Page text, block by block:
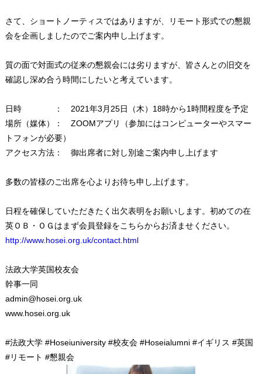
さて、ショートノーティスではありますが、リモート形式での懇親
会を企画しましたのでご案内申し上げます。
質の面で対面式の従来の懇親会には劣りますが、皆さんとの旧交を
確認し深め合う時間にしたいと考えています。
日時 ： 2021年3月25日（木）18時から1時間程度を予定
場所（媒体）： ZOOMアプリ（参加にはコンピューターやスマー
トフォンが必要）
アクセス方法： 御出席者に対し別途ご案内申し上げます
多数の皆様のご出席を心よりお待ち申し上げます。
日程を確保していただきたく出欠表明をお願いします。初めての在
英ＯＢ・ＯＧはまず会員登録をこちらからお済ませください。
http://www.hosei.org.uk/contact.html
法政大学英国校友会
幹事一同
admin@hosei.org.uk
www.hosei.org.uk
#法政大学 #Hoseiuniversity #校友会 #Hoseialumni #イギリス #英国
#リモート #懇親会